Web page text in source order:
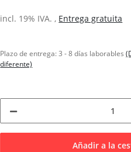
incl. 19% IVA. , Entrega gratuita
Plazo de entrega:3 - 8 días laborables
diferente)
Añadir a la